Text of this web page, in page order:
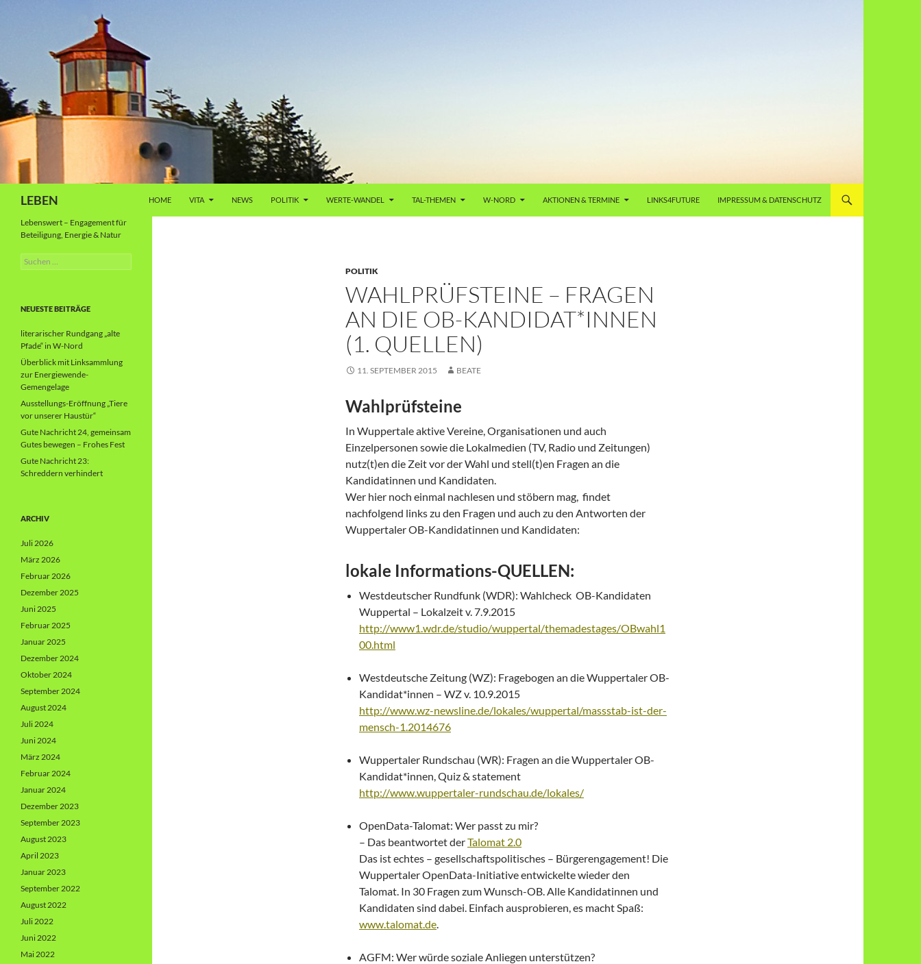
LEBEN HOME VITA NEWS POLITIK WERTE-WANDEL TAL-THEMEN W-NORD AKTIONEN & TERMINE LINKS4FUTURE IMPRESSUM & DATENSCHUTZ
POLITIK
WAHLPRÜFSTEINE – FRAGEN
AN DIE OB-KANDIDAT*INNEN
(1. QUELLEN)
11. SEPTEMBER 2015 BEATE
Wahlprüfsteine
In Wuppertale aktive Vereine, Organisationen und auch
Einzelpersonen sowie die Lokalmedien (TV, Radio und Zeitungen)
nutz(t)en die Zeit vor der Wahl und stell(t)en Fragen an die
Kandidatinnen und Kandidaten.
Wer hier noch einmal nachlesen und stöbern mag, findet
nachfolgend links zu den Fragen und auch zu den Antworten der
Wuppertaler OB-Kandidatinnen und Kandidaten:
lokale Informations-QUELLEN:
Westdeutscher Rundfunk (WDR): Wahlcheck OB-Kandidaten
Wuppertal – Lokalzeit v. 7.9.2015
http://www1.wdr.de/studio/wuppertal/themadestages/OBwahl1
00.html
Westdeutsche Zeitung (WZ): Fragebogen an die Wuppertaler OB-
Kandidat*innen – WZ v. 10.9.2015
http://www.wz-newsline.de/lokales/wuppertal/massstab-ist-der-
mensch-1.2014676
Wuppertaler Rundschau (WR): Fragen an die Wuppertaler OB-
Kandidat*innen, Quiz & statement
http://www.wuppertaler-rundschau.de/lokales/
OpenData-Talomat: Wer passt zu mir?
– Das beantwortet derTalomat 2.0
Das ist echtes – gesellschaftspolitisches – Bürgerengagement! Die
Wuppertaler OpenData-Initiative entwickelte wieder den
Talomat. In 30 Fragen zum Wunsch-OB. Alle Kandidatinnen und
Kandidaten sind dabei. Einfach ausprobieren, es macht Spaß:
www.talomat.de.
AGFM: Wer würde soziale Anliegen unterstützen?
Lebenswert – Engagement für
Beteiligung, Energie & Natur
Suche
nach:
NEUESTE BEITRÄGE
literarischer Rundgang „alte
Pfade“ in W-Nord
Überblick mit Linksammlung
zur Energiewende-
Gemengelage
Ausstellungs-Eröffnung „Tiere
vor unserer Haustür“
Gute Nachricht 24, gemeinsam
Gutes bewegen – Frohes Fest
Gute Nachricht 23:
Schreddern verhindert
ARCHIV
Juli 2026
März 2026
Februar 2026
Dezember 2025
Juni 2025
Februar 2025
Januar 2025
Dezember 2024
Oktober 2024
September 2024
August 2024
Juli 2024
Juni 2024
März 2024
Februar 2024
Januar 2024
Dezember 2023
September 2023
August 2023
April 2023
Januar 2023
September 2022
August 2022
Juli 2022
Juni 2022
Mai 2022